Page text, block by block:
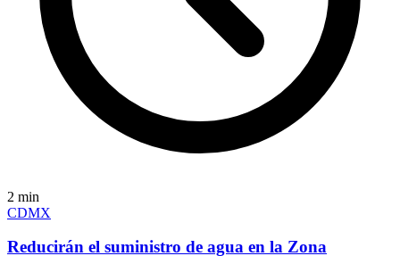
2 min
CDMX
Reducirán el suministro de agua en la Zona